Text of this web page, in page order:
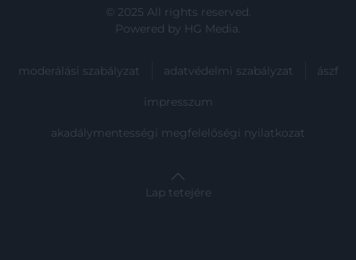
© 2025 All rights reserved.
Powered by HG Media.
moderálási szabályzat adatvédelmi szabályzat ászf
impresszum
akadálymentességi megfelelőségi nyilatkozat
Lap tetejére